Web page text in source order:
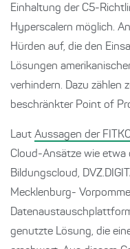
Einhaltung der C5-
Hyperscalern möglich.
Hürden auf, die den
Lösungen
verhindern. Dazu zählen
beschränkter Point of
Laut Aussagen der
Cloud-Ansätze wie etwa
Bildungscloud,
Mecklenburg-
genutzte Lösung, die